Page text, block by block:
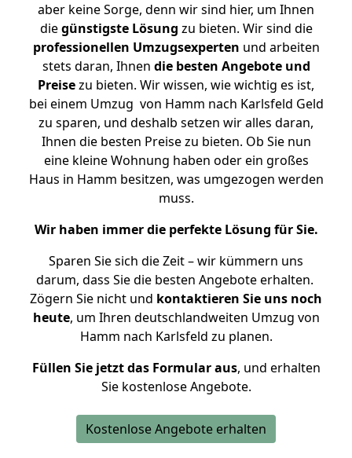
aber keine Sorge, denn wir sind hier, um Ihnen
diegünstigste Lösung zu bieten. Wir sind die
professionellen Umzugsexperten und arbeiten
stets daran, Ihnen die besten Angebote und
Preisezu bieten. Wir wissen, wie wichtig es ist,
bei einem Umzug von Hamm nach Karlsfeld Geld
zu sparen, und deshalb setzen wir alles daran,
Ihnen die besten Preise zu bieten. Ob Sie nun
eine kleine Wohnung haben oder ein großes
Haus in Hamm besitzen, was umgezogen werden
muss.
Wir haben immer die perfekte Lösung für Sie.
Sparen Sie sich die Zeit – wir kümmern uns
darum, dass Sie die besten Angebote erhalten.
Zögern Sie nicht und kontaktieren Sie uns noch
heute, um Ihren deutschlandweiten Umzug von
Hamm nach Karlsfeld zu planen.
Füllen Sie jetzt das Formular aus, und erhalten
Sie kostenlose Angebote.
Kostenlose Angebote erhalten